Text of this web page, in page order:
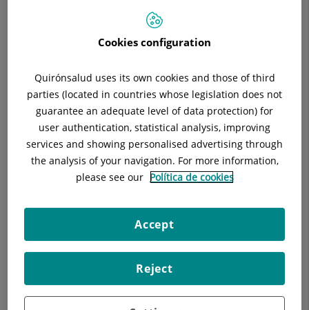
Eleve la extremidad intervenida cuando esté sentado para
indiquen.
Si el quiste estaba localizado en el pie, puede apoyarlo al
caminar, evitando realizar grandes caminatas.
Debe llevar tratamiento anticoagulante hasta que se lo
indique.
Evite hacer grandes caminatas si le han intervenido del
No debe conducir hasta que su médico lo autorice.
Cookies configuration
Quirónsalud uses its own cookies and those of third
parties (located in countries whose legislation does not
guarantee an adequate level of data protection) for
user authentication, statistical analysis, improving
services and showing personalised advertising through
the analysis of your navigation. For more information,
please see our Política de cookies
Reject
Accept